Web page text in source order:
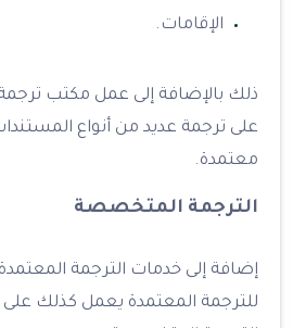
الإقامات.
ذلك بالإضافة إلى عمل مكتب
على ترجمة عديد من أنواع
معتمدة.
الترجمة المتخصصة
إضافة إلى خدمات الترجمة
للترجمة المعتمدة يعمل كذلك على